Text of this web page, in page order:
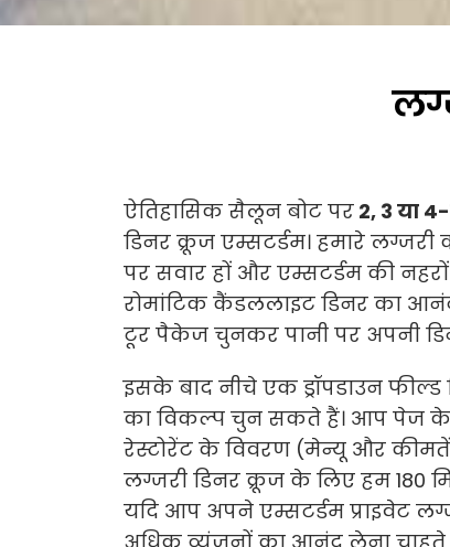
ऐतिहासिक सैलून बोट पर 2, 3 या
डिनर क्रूज एम्सटर्डम। हमारे
पर सवार हों और एम्सटर्डम की
रोमांटिक कैंडललाइट डिनर का
टूर पैकेज चुनकर पानी पर अपनी
इसके बाद नीचे एक ड्रॉपडाउन फील्ड
का विकल्प चुन सकते हैं। आप पेज के
रेस्टोरेंट के विवरण (मेन्यू और
लग्जरी डिनर क्रूज के लिए हम 180
यदि आप अपने एम्सटर्डम प्राइवेट
अधिक व्यंजनों का आनंद लेना